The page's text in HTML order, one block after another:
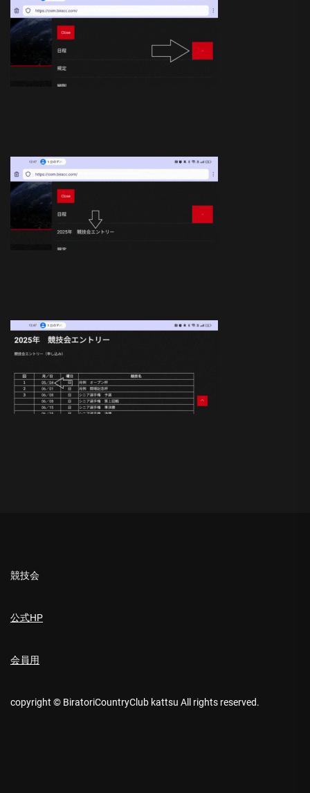
競技会
公式HP
会員用
copyright © BiratoriCountryClub kattsu All rights reserved.